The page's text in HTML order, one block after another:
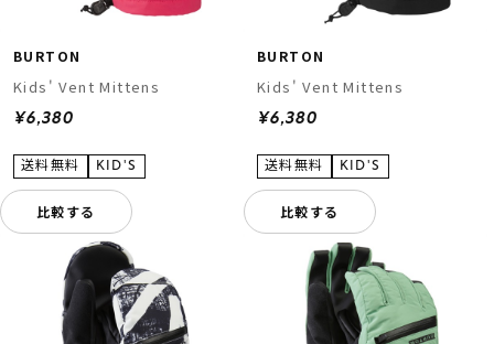
BURTON
Kids' Vent Mittens
¥6,380
比較する
BURTON
Kids' Vent Mittens
¥6,380
比較する